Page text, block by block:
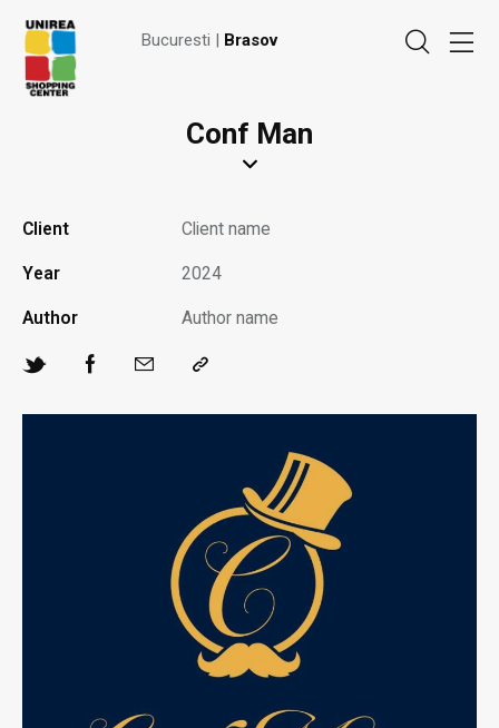
Bucuresti | Brasov
Conf Man
Client Client name
Year 2024
Author Author name